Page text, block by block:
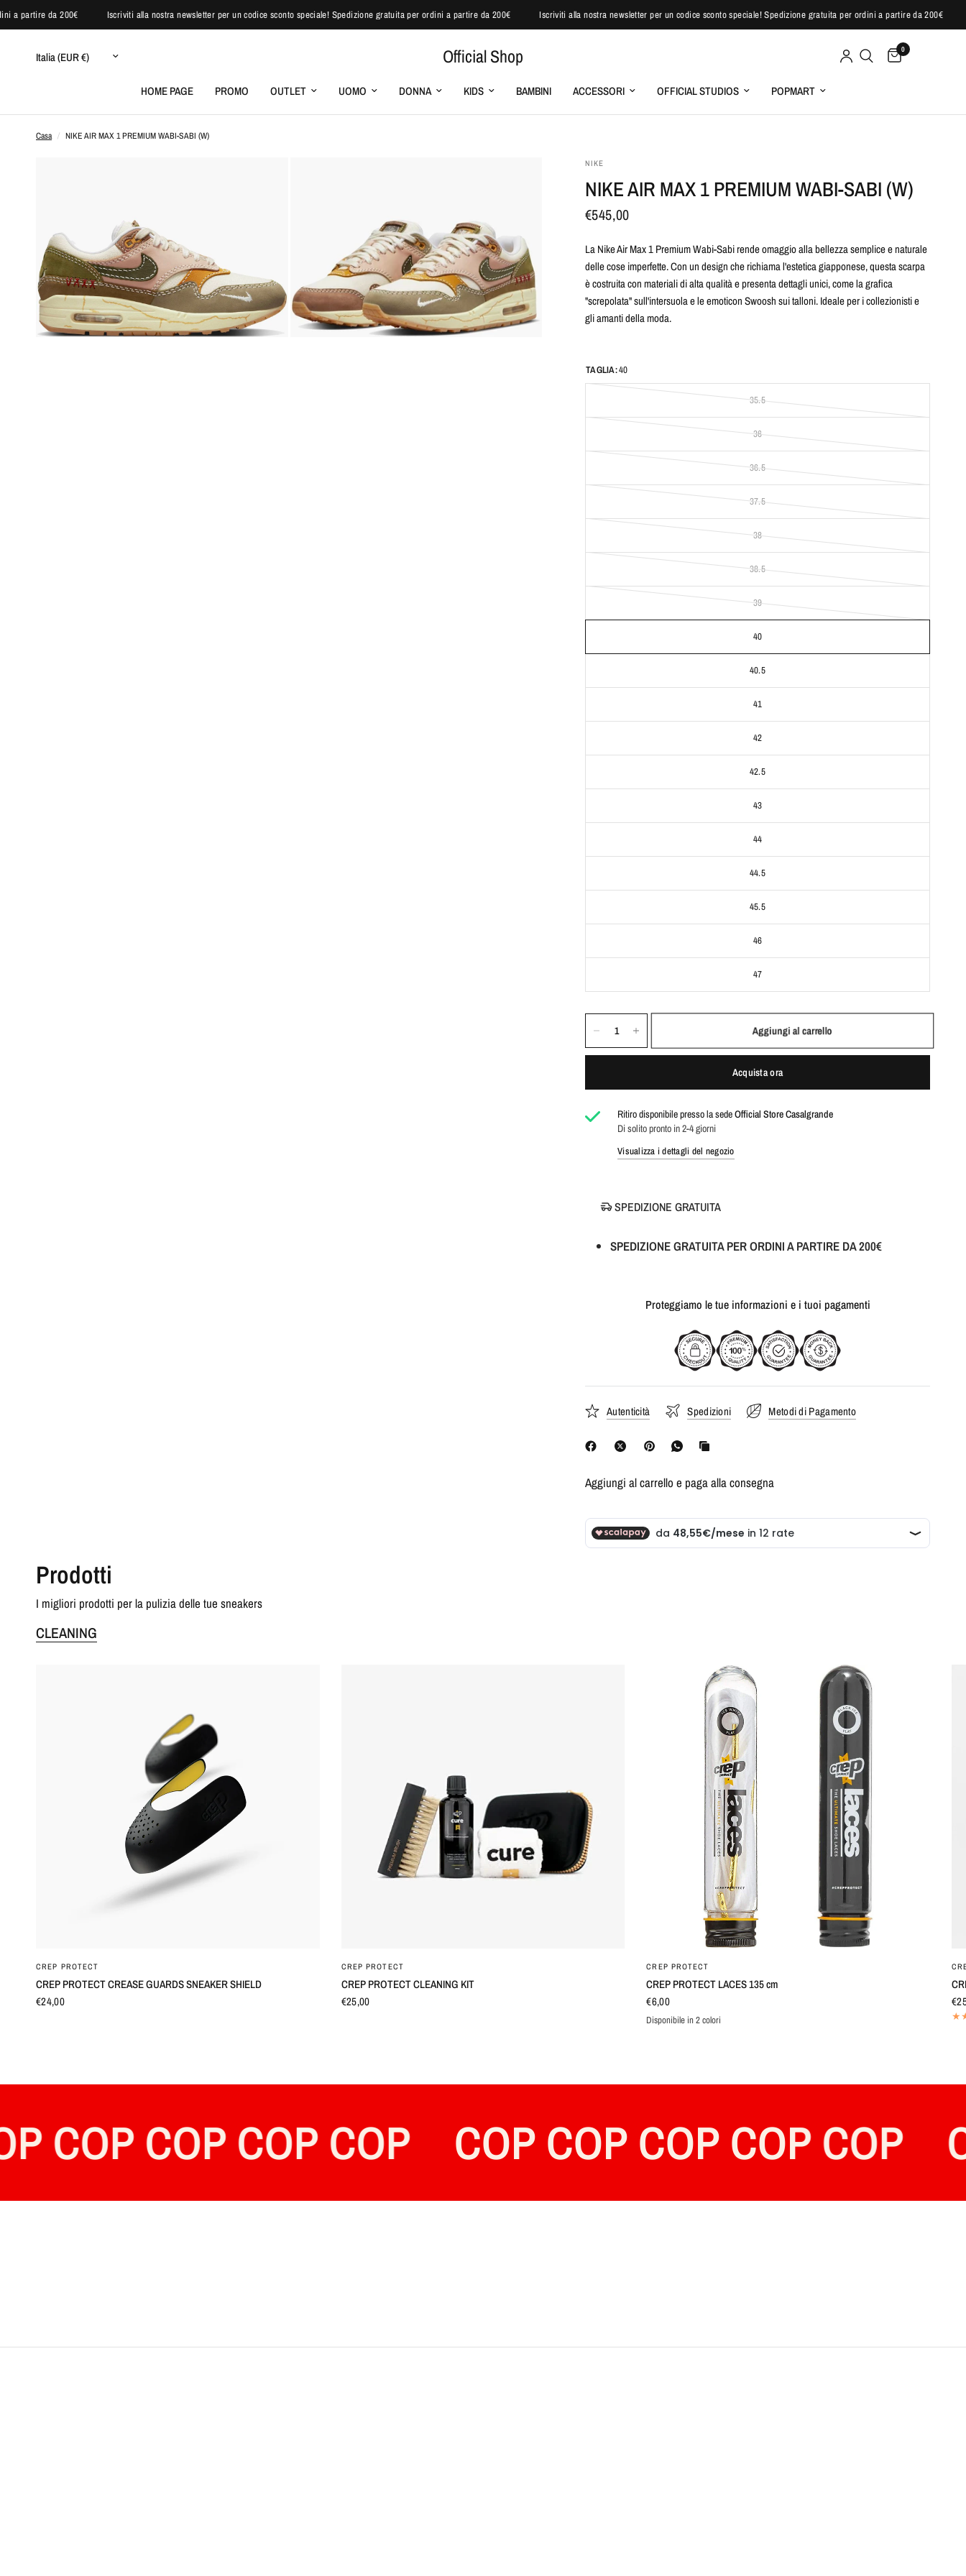
ordini a partire da 200€ Iscriviti alla nostra newsletter per un codice sconto speciale! Spedizione gratuita per ordini a partire da 200€ Iscriviti alla nostra newsletter per un codice sconto speciale! Spedizione gratuita per ordini a partire da 200€
Aggiorna
paese/area Official Shop 0
HOME PAGE PROMO OUTLET UOMO DONNA KIDS BAMBINI ACCESSORI OFFICIAL STUDIOS POPMART
Casa / NIKE AIR MAX 1 PREMIUM WABI-SABI (W)
NIKE
NIKE AIR MAX 1 PREMIUM WABI-SABI (W)
€545,00
La Nike Air Max 1 Premium Wabi-Sabi rende omaggio alla bellezza semplice e naturale
delle cose imperfette. Con un design che richiama l'estetica giapponese, questa scarpa
è costruita con materiali di alta qualità e presenta dettagli unici, come la grafica
"screpolata" sull'intersuola e le emoticon Swoosh sui talloni. Ideale per i collezionisti e
gli amanti della moda.
TAGLIA:40
35.5
36
36.5
37.5
38
38.5
39
40
40.5
41
42
42.5
43
44
44.5
45.5
46
47
Aggiungi al carrello
Acquista ora
Ritiro disponibile presso la sedeOfficial Store Casalgrande
Di solito pronto in 2-4 giorni
Visualizza i dettagli del negozio
SPEDIZIONE GRATUITA
Proteggiamo le tue informazioni e i tuoi pagamenti
Autenticità Spedizioni Metodi di Pagamento
Aggiungi al carrello e paga alla consegna
Prodotti
I migliori prodotti per la pulizia delle tue sneakers
CLEANING
CREP PROTECT
CREP PROTECT CREASE GUARDS SNEAKER SHIELD
€24,00
CREP PROTECT
CREP PROTECT CLEANING KIT
€25,00
CREP PROTECT
CREP PROTECT LACES 135 cm
€6,00
WHITEBLACK
Disponibile in 2 colori
COP COP COP COP COP COP COP COP